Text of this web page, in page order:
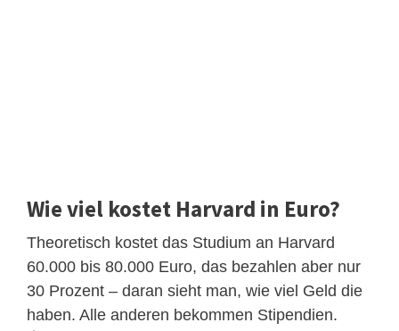
Wie viel kostet Harvard in Euro?
Theoretisch kostet das Studium an Harvard
60.000 bis 80.000 Euro, das bezahlen aber nur
30 Prozent – daran sieht man, wie viel Geld die
haben. Alle anderen bekommen Stipendien.